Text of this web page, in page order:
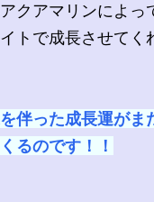
クアマリンによっ
トで成長させてく
伴った成長運がま
るのです！！